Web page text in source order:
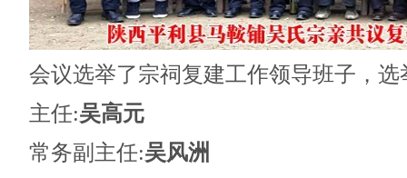
会议选举了宗祠复建工作领导班子，选
主任:吴高元
常务副主任:吴风洲